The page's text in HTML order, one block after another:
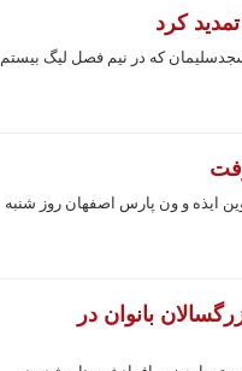
کرد
که در نیم فصل لیگ بیستم
ایذه و ون پارس اصفهان روز شنبه
بانوان در